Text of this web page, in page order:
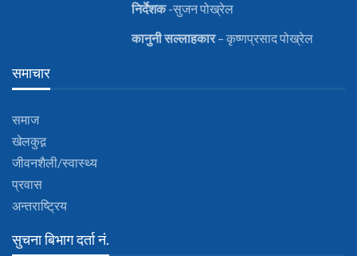
निर्देशक-सुजन पोख्रेल
कानुनीसल्लाहकार– कृष्णप्रसाद पोख्रेल
समाचार
समाज
खेलकुद़़
जीवनशैली/स्वास्थ्य
प्रवास
अन्तराष्ट्रिय
सुचना बिभाग दर्ता नं.